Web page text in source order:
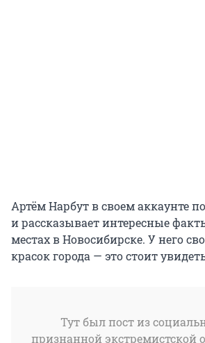
Артём Нарбут в своем аккаунте
и рассказывает интересные
местах в Новосибирске. У него
красок города — это стоит
Тут был пост из
признанной экстремистской